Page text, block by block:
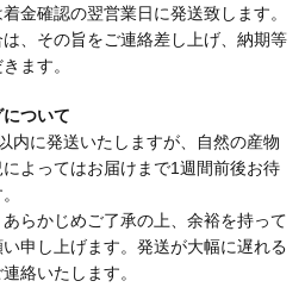
金確認の翌営業日に発送致します。
、その旨をご連絡差し上げ、納期等
ます。
ついて
内に発送いたしますが、自然の産物
よってはお届けまで1週間前後お待
らかじめご了承の上、余裕を持って
申し上げます。発送が大幅に遅れる
絡いたします。